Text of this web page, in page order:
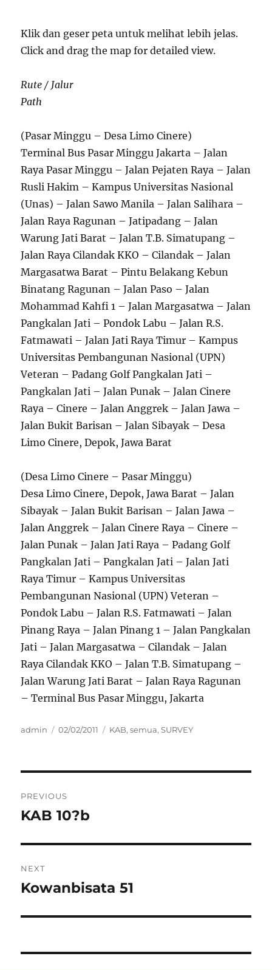
Klik dan geser peta untuk melihat lebih jelas.
Click and drag the map for detailed view.
Rute / Jalur
Path
(Pasar Minggu – Desa Limo Cinere)
Terminal Bus Pasar Minggu Jakarta – Jalan
Raya Pasar Minggu – Jalan Pejaten Raya – Jalan
Rusli Hakim – Kampus Universitas Nasional
(Unas) – Jalan Sawo Manila – Jalan Salihara –
Jalan Raya Ragunan – Jatipadang – Jalan
Warung Jati Barat – Jalan T.B. Simatupang –
Jalan Raya Cilandak KKO – Cilandak – Jalan
Margasatwa Barat – Pintu Belakang Kebun
Binatang Ragunan – Jalan Paso – Jalan
Mohammad Kahfi 1 – Jalan Margasatwa – Jalan
Pangkalan Jati – Pondok Labu – Jalan R.S.
Fatmawati – Jalan Jati Raya Timur – Kampus
Universitas Pembangunan Nasional (UPN)
Veteran – Padang Golf Pangkalan Jati –
Pangkalan Jati – Jalan Punak – Jalan Cinere
Raya – Cinere – Jalan Anggrek – Jalan Jawa –
Jalan Bukit Barisan – Jalan Sibayak – Desa
Limo Cinere, Depok, Jawa Barat
(Desa Limo Cinere – Pasar Minggu)
Desa Limo Cinere, Depok, Jawa Barat – Jalan
Sibayak – Jalan Bukit Barisan – Jalan Jawa –
Jalan Anggrek – Jalan Cinere Raya – Cinere –
Jalan Punak – Jalan Jati Raya – Padang Golf
Pangkalan Jati – Pangkalan Jati – Jalan Jati
Raya Timur – Kampus Universitas
Pembangunan Nasional (UPN) Veteran –
Pondok Labu – Jalan R.S. Fatmawati – Jalan
Pinang Raya – Jalan Pinang 1 – Jalan Pangkalan
Jati – Jalan Margasatwa – Cilandak – Jalan
Raya Cilandak KKO – Jalan T.B. Simatupang –
Jalan Warung Jati Barat – Jalan Raya Ragunan
– Terminal Bus Pasar Minggu, Jakarta
Author
admin
Posted
02/02/2011 Categories
KAB,semua,SURVEY
navigation
PREVIOUS
Previous
KAB 10?b
NEXT
Next
Kowanbisata 51